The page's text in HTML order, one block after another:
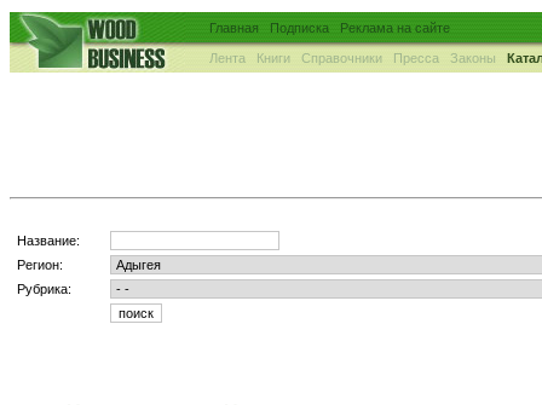
Главная Подписка Реклама на сайте
Лента Книги Справочники Пресса Законы
Название:
Регион:
Рубрика: